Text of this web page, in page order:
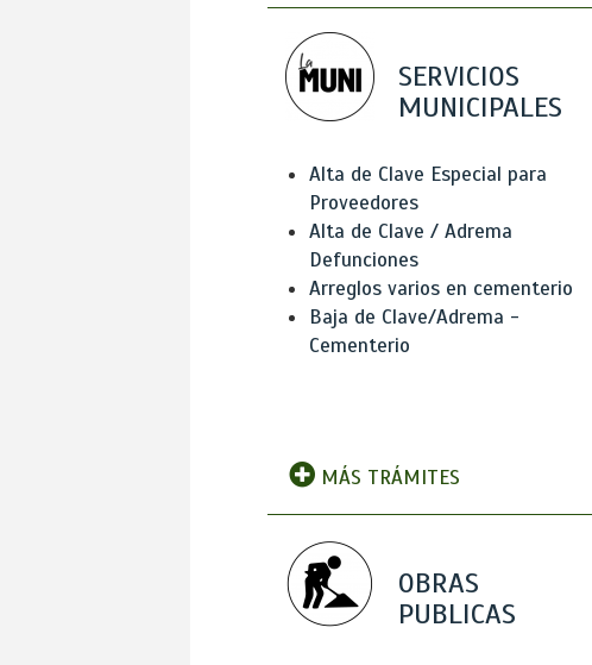
SERVICIOS
MUNICIPALES
Alta de Clave Especial para
Proveedores
Alta de Clave / Adrema
Defunciones
Arreglos varios en cementerio
Baja de Clave/Adrema -
Cementerio
MÁS TRÁMITES
OBRAS
PUBLICAS